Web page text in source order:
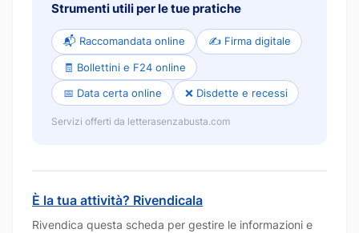
Strumenti utili per le tue pratiche
📬 Raccomandata online ✍️ Firma digitale
🧾 Bollettini e F24 online
📅 Data certa online ❌ Disdette e recessi
Servizi offerti da letterasenzabusta.com
È la tua attività? Rivendicala
Rivendica questa scheda per gestire le informazioni e